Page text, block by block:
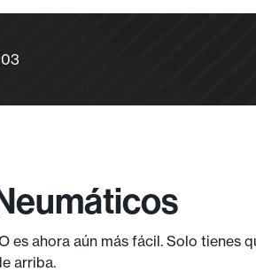
es ahora aún más fácil. Solo
arriba.